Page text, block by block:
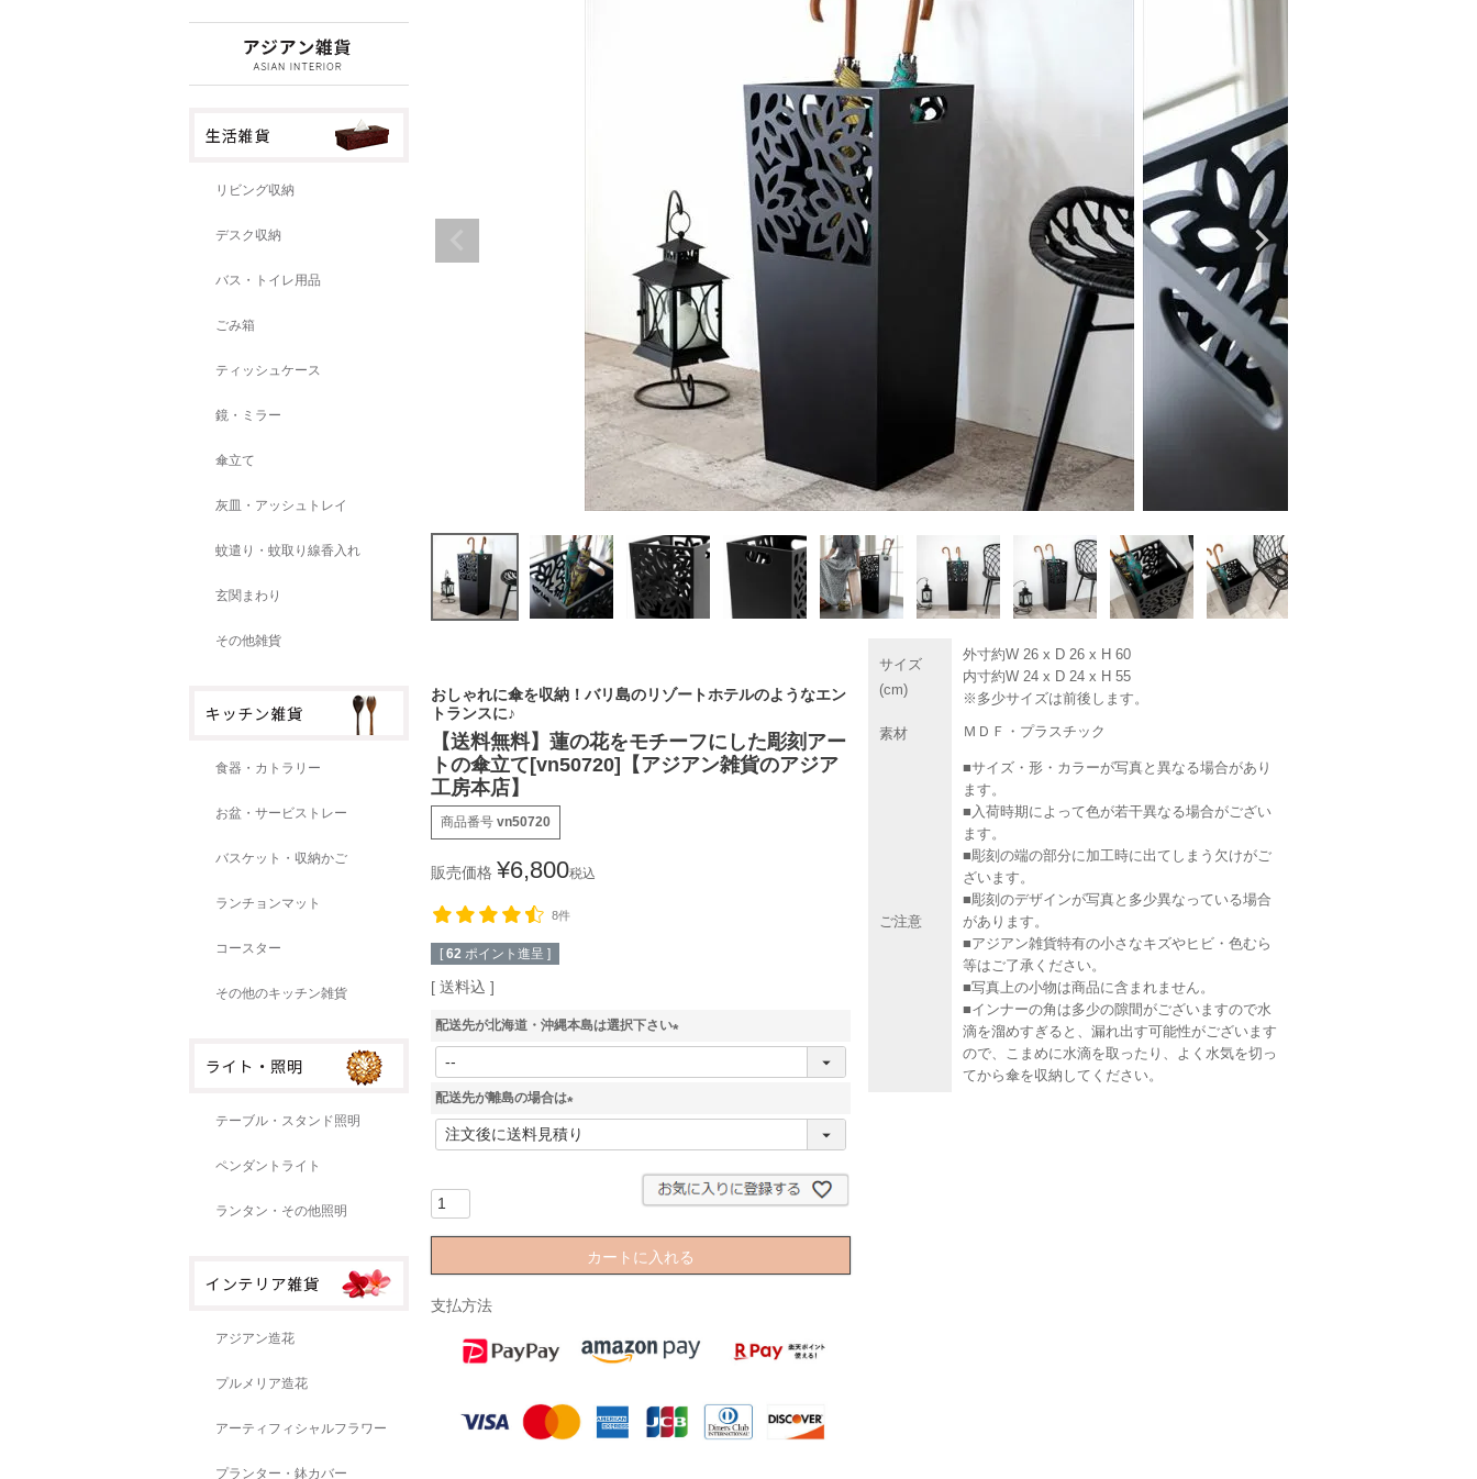
リビング収納
デスク収納
バス・トイレ用品
ごみ箱
ティッシュケース
鏡・ミラー
傘立て
灰皿・アッシュトレイ
蚊遣り・蚊取り線香入れ
玄関まわり
その他雑貨
食器・カトラリー
お盆・サービストレー
バスケット・収納かご
ランチョンマット
コースター
その他のキッチン雑貨
テーブル・スタンド照明
ペンダントライト
ランタン・その他照明
アジアン造花
プルメリア造花
アーティフィシャルフラワー
プランター・鉢カバー
おしゃれに傘を収納！バリ島のリゾートホテルのようなエン
トランスに♪
【送料無料】蓮の花をモチーフにした彫刻アー
トの傘立て[vn50720]【アジアン雑貨のアジア
工房本店】
商品番号 vn50720
販売価格 ¥6,800税込
8件
[ 62 ポイント進呈 ]
送料込
配送先が北海道・沖縄本島は選択下さい
必
)
配送先が離島の場合は
必
カートに入れる
支払方法
サイズ
(cm)
外寸約W 26 x D 26 x H 60
内寸約W 24 x D 24 x H 55
※多少サイズは前後します。
素材 ＭＤＦ・プラスチック
ご注意
■サイズ・形・カラーが写真と異なる場合があり
ます。
■入荷時期によって色が若干異なる場合がござい
ます。
■彫刻の端の部分に加工時に出てしまう欠けがご
ざいます。
■彫刻のデザインが写真と多少異なっている場合
があります。
■アジアン雑貨特有の小さなキズやヒビ・色むら
等はご了承ください。
■写真上の小物は商品に含まれません。
■インナーの角は多少の隙間がございますので水
滴を溜めすぎると、漏れ出す可能性がございます
ので、こまめに水滴を取ったり、よく水気を切っ
てから傘を収納してください。